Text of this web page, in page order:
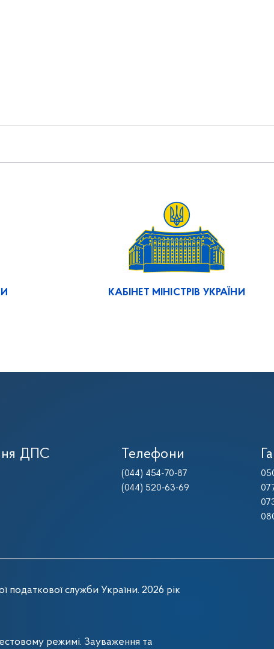
КАБІНЕТ МІНІСТРІВ УКРАЇНИ
ДПС
Телефони
(044) 454-70-87
(044) 520-63-69
податкової служби України. 2026 рік
режимі. Зауваження та